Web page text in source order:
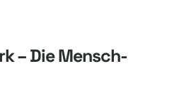
– Die Mensch-